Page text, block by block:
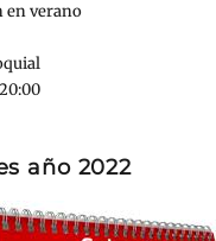
en verano
año 2022